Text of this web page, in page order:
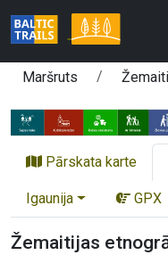
Maršruts
Pārskata karte
Igaunija GPX
Žemaitijas